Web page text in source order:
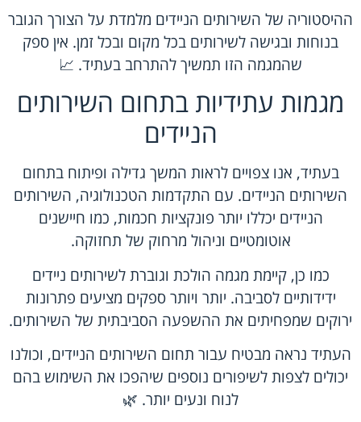
ההיסטוריה של השירותים הניידים מלמדת על הצורך הגובר
בנוחות ובגישה לשירותים בכל מקום ובכל זמן. אין ספק
שהמגמה הזו תמשיך להתרחב בעתיד. 📈
מגמות עתידיות בתחום השירותים
הניידים
בעתיד, אנו צפויים לראות המשך גדילה ופיתוח בתחום
השירותים הניידים. עם התקדמות הטכנולוגיה, השירותים
הניידים יכללו יותר פונקציות חכמות, כמו חיישנים
אוטומטיים וניהול מרחוק של תחזוקה.
כמו כן, קיימת מגמה הולכת וגוברת לשירותים ניידים
ידידותיים לסביבה. יותר ויותר ספקים מציעים פתרונות
ירוקים שמפחיתים את ההשפעה הסביבתית של השירותים.
העתיד נראה מבטיח עבור תחום השירותים הניידים, וכולנו
יכולים לצפות לשיפורים נוספים שיהפכו את השימוש בהם
לנוח ונעים יותר. 🌿